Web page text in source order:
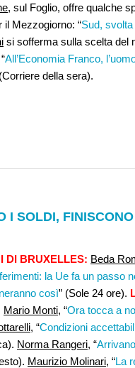
sul Foglio, offre qualche
il Mezzogiorno: “Sud,
si sofferma sulla scelta del
All’Economia Franco,
della sera).
I SOLDI,
DI BRUXELLES: Beda
la Ue fa un passo
così” (Sole 24 ore).
Mario Monti, “Ora tocca a
, “Condizioni
Norma Rangeri, “
Maurizio Molinari, “La